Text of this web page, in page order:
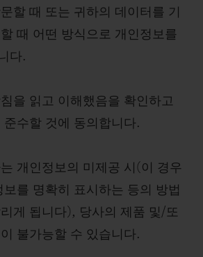
할 때 또는 귀하의 데이터를 기
때 어떤 방식으로 개인정보를
다.
을 읽고 이해했음을 확인하고
수할 것에 동의합니다.
개인정보의 미제공 시(이 경우
를 명확히 표시하는 등의 방법
게 됩니다), 당사의 제품 및/또
불가능할 수 있습니다.